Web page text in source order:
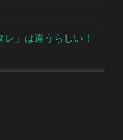
」は違うらしい！